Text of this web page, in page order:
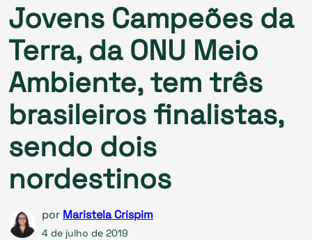
Jovens Campeões da
Terra, da ONU Meio
Ambiente, tem três
brasileiros finalistas,
sendo dois
nordestinos
por Maristela Crispim
4 de julho de 2019